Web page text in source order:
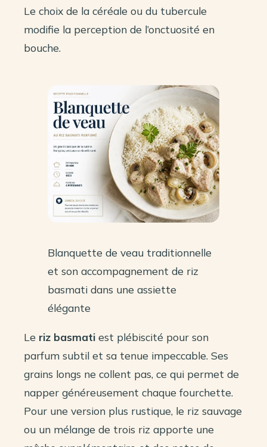
Le choix de la céréale ou du tubercule
modifie la perception de l’onctuosité en
bouche.
Blanquette de veau traditionnelle
et son accompagnement de riz
basmati dans une assiette
élégante
Le riz basmati est plébiscité pour son
parfum subtil et sa tenue impeccable. Ses
grains longs ne collent pas, ce qui permet de
napper généreusement chaque fourchette.
Pour une version plus rustique, le riz sauvage
ou un mélange de trois riz apporte une